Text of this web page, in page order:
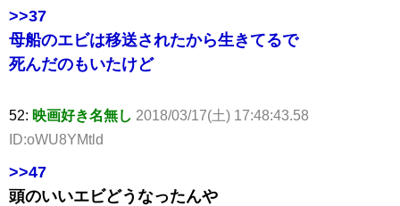
>>37
母船のエビは移送されたから生きてるで
死んだのもいたけど
52: 映画好き名無し 2018/03/17(土) 17:48:43.58
ID:oWU8YMtld
>>47
頭のいいエビどうなったんや